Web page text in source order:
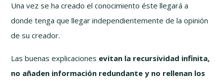
Una vez se ha creado el conocimiento éste llegará a
donde tenga que llegar independientemente de la opinión
de su creador.
Las buenas explicaciones evitan la recursividad infinita,
no añaden información redundante y no rellenan los